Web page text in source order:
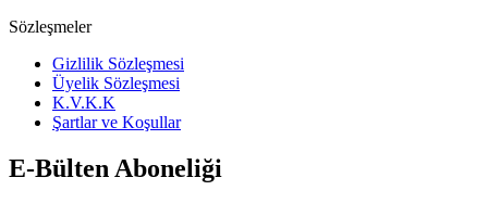
Sözleşmeler
Gizlilik Sözleşmesi
Üyelik Sözleşmesi
K.V.K.K
Şartlar ve Koşullar
E-Bülten Aboneliği